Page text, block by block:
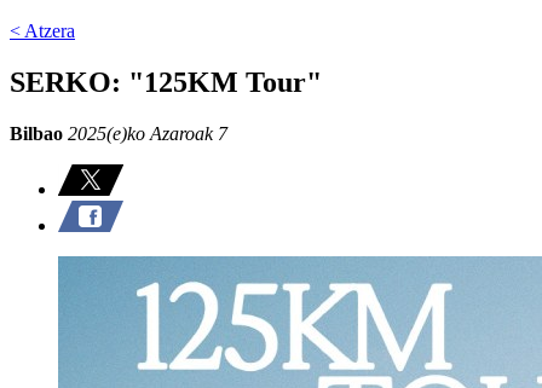
< Atzera
SERKO: "125KM Tour"
Bilbao 2025(e)ko Azaroak 7